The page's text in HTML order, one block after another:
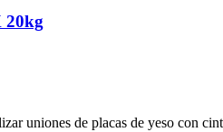
20kg
uniones de placas de yeso con